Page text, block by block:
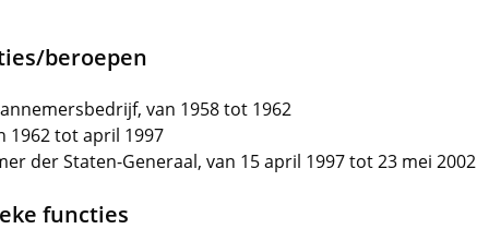
beroepen
van 1958 tot 1962
1962 tot april 1997
der Staten-Generaal, van 15 april 1997 tot 23 mei 2002
functies